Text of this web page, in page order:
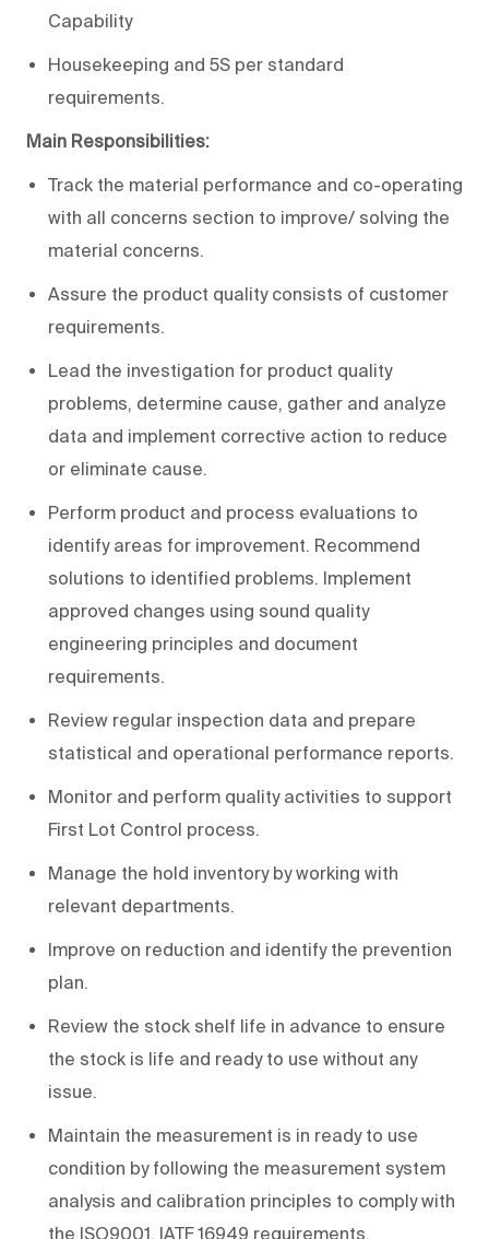
Capability
Housekeeping and 5S per standard
requirements.
Main Responsibilities:
Track the material performance and co-operating
with all concerns section to improve/ solving the
material concerns.
Assure the product quality consists of customer
requirements.
Lead the investigation for product quality
problems, determine cause, gather and analyze
data and implement corrective action to reduce
or eliminate cause.
Perform product and process evaluations to
identify areas for improvement. Recommend
solutions to identified problems. Implement
approved changes using sound quality
engineering principles and document
requirements.
Review regular inspection data and prepare
statistical and operational performance reports.
Monitor and perform quality activities to support
First Lot Control process.
Manage the hold inventory by working with
relevant departments.
Improve on reduction and identify the prevention
plan.
Review the stock shelf life in advance to ensure
the stock is life and ready to use without any
issue.
Maintain the measurement is in ready to use
condition by following the measurement system
analysis and calibration principles to comply with
the ISO9001, IATF 16949 requirements.